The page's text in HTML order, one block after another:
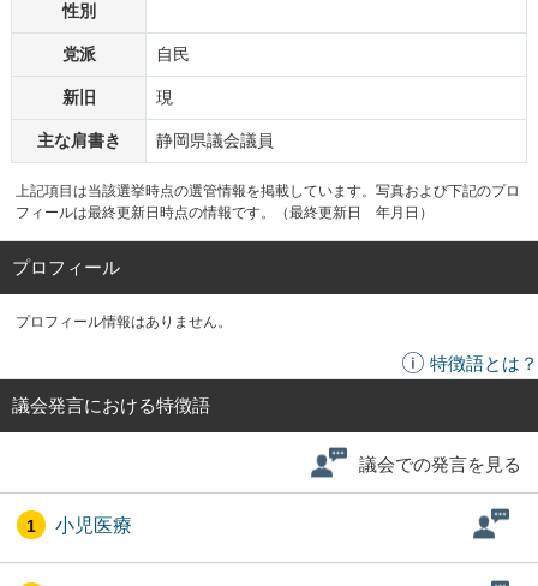
性別
党派 自民
新旧 現
主な肩書き 静岡県議会議員
上記項目は当該選挙時点の選管情報を掲載しています。写真および下記のプロ
フィールは最終更新日時点の情報です。（最終更新日 年月日）
プロフィール
プロフィール情報はありません。
特徴語とは？
議会発言における特徴語
議会での発言を見る
1 小児医療